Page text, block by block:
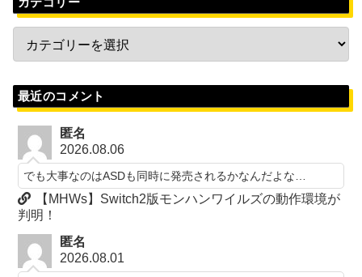
最近のコメント
匿名
2026.08.06
でも大事なのはASDも同時に発売されるかなんだよな…
【MHWs】Switch2版モンハンワイルズの動作環境が
判明！
匿名
2026.08.01